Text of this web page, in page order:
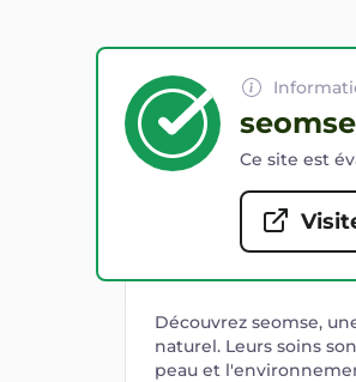
Ce site est
Découvrez seomse,
naturel. Leurs soins
peau et